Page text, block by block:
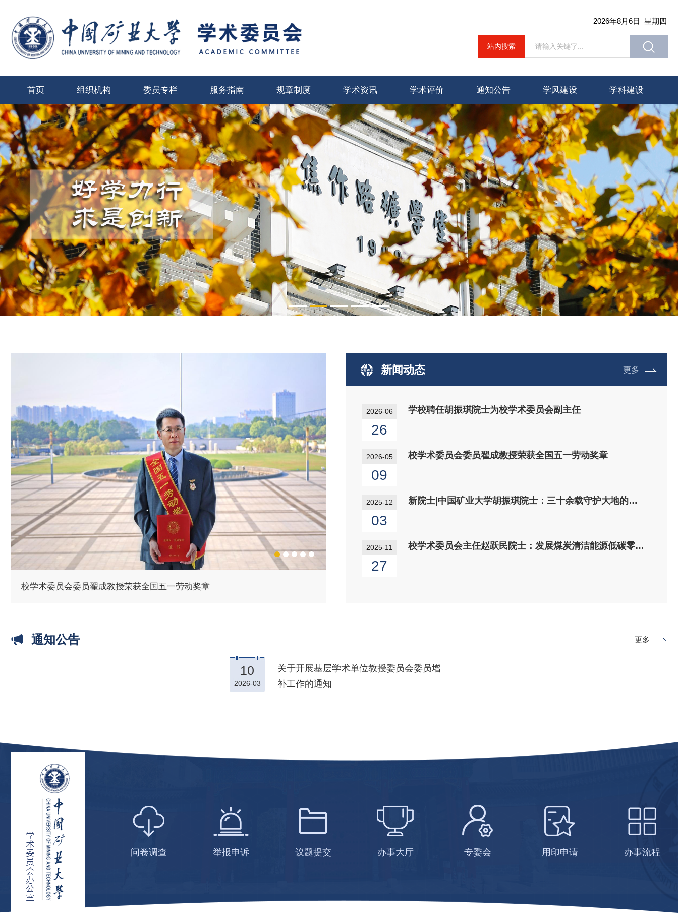
2026年8月6日 星期四
站内搜索
首页 组织机构 委员专栏 服务指南 规章制度 学术资讯 学术评价 通知公告 学风建设 学科建设
校学术委员会委员翟成教授荣获全国五一劳动奖章
更多
新闻动态
2026-06
26
学校聘任胡振琪院士为校学术委员会副主任
2026-05
09
校学术委员会委员翟成教授荣获全国五一劳动奖章
2025-12
03
新院士|中国矿业大学胡振琪院士：三十余载守护大地的…
2025-11
27
校学术委员会主任赵跃民院士：发展煤炭清洁能源低碳零…
更多
通知公告
10
2026-03
关于开展基层学术单位教授委员会委员增
补工作的通知
问卷调查 举报申诉 议题提交 办事大厅 专委会 用印申请 办事流程